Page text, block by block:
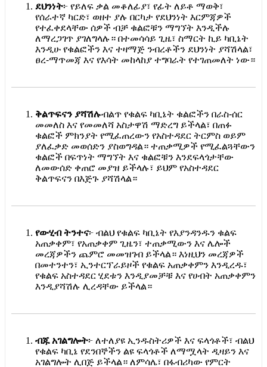
ደህንነት፦ የይለፍ ቃል መቆለፊያ፣ የፊት ለይቶ ማወቅ፣
የሰራተኛ ካርድ፣ ወዘተ ያሉ በርካታ የደህንነት እርምጃዎች
የተፈቀደላቸው ሰዎች ብቻ ቁልፎቹን ማግኘት እንዲችሉ
ለማረጋገጥ ያገለግላሉ። በተመሳሳይ ጊዜ፣ ስማርት ኪይ ካቢኔት
እንዲሁ የቁልፎችን እና ተዛማጅ ንብረቶችን ደህንነት ያሻሽላል፣
ፀረ-ማጥመጃ እና የእሳት መከላከያ ተግባራት የተገጠመለት ነው።
ቅልጥፍናን ያሻሽሉብልጥ የቁልፍ ካቢኔት ቁልፎችን በራስ-ሰር
መመለስ እና የመመለሻ አስታዋሽ ማድረግ ይችላል፣ በጠፉ
ቁልፎች ምክንያት የሚፈጠረውን የአስተዳደር ትርምስ ወይም
ያለፈቃድ መወሰድን ያስወግዳል። ተጠቃሚዎች የሚፈልጓቸውን
ቁልፎች በፍጥነት ማግኘት እና ቁልፎቹን እንደፍላጎታቸው
ለመውሰድ ቀጠሮ መያዝ ይችላሉ፣ ይህም የአስተዳደር
ቅልጥፍናን በእጅጉ ያሻሽላል።
የውሂብ ትንተና፦ ብልህ የቁልፍ ካቢኔት የእያንዳንዱን ቁልፍ
አጠቃቀም፣ የአጠቃቀም ጊዜን፣ ተጠቃሚውን እና ሌሎች
መረጃዎችን ጨምሮ መመዝገብ ይችላል። እነዚህን መረጃዎች
በመተንተን፣ ኢንተርፕራይዞች የቁልፍ አጠቃቀምን እንዲረዱ፣
የቁልፍ አስተዳደር ሂደቱን እንዲያመቻቹ እና የሀብት አጠቃቀምን
እንዲያሻሽሉ ሊረዳቸው ይችላል።
ብጁ አገልግሎት፦ ለተለያዩ ኢንዱስትሪዎች እና ፍላጎቶች፣ ብልህ
የቁልፍ ካቢኔ የደንበኞችን ልዩ ፍላጎቶች ለማሟላት ዲዛይን እና
አገልግሎት ሊበጅ ይችላል። ለምሳሌ፣ በፋብሪካው የምርት